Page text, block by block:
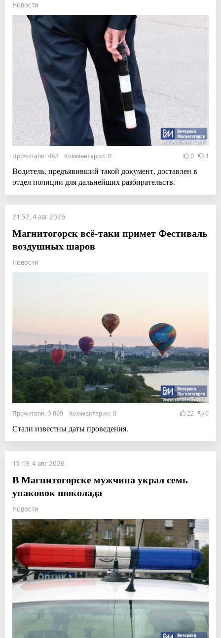
Новости
Прочитали: 482 Комментарии: 0 0 1
Водитель, предъявивший такой документ, доставлен в
отдел полиции для дальнейших разбирательств.
21:52, 4 авг 2026
Магнитогорск всё-таки примет Фестиваль
воздушных шаров
Новости
Прочитали: 3 009 Комментарии: 0 22 0
Стали известны даты проведения.
15:19, 4 авг 2026
В Магнитогорске мужчина украл семь
упаковок шоколада
Новости